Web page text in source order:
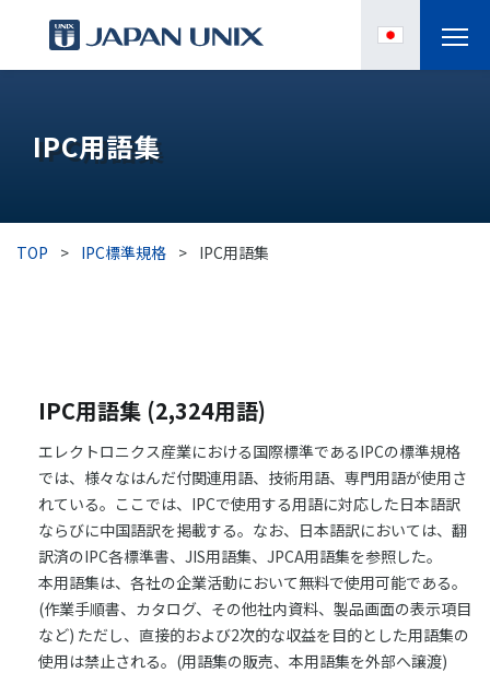
IPC
導入事例
企業情報
03-3588-0551
お問い合わせ
IPC用語集
TOP > IPC標準規格 > IPC用語集
IPC用語集 (2,324用語)
エレクトロニクス産業における国際標準であるIPCの標準規格
では、様々なはんだ付関連用語、技術用語、専門用語が使用さ
れている。ここでは、IPCで使用する用語に対応した日本語訳
ならびに中国語訳を掲載する。なお、日本語訳においては、翻
訳済のIPC各標準書、JIS用語集、JPCA用語集を参照した。
本用語集は、各社の企業活動において無料で使用可能である。
(作業手順書、カタログ、その他社内資料、製品画面の表示項目
など) ただし、直接的および2次的な収益を目的とした用語集の
使用は禁止される。(用語集の販売、本用語集を外部へ譲渡)